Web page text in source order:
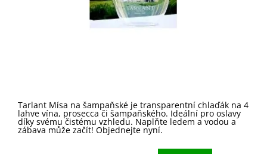
Tarlant Mísa na šampaňské je transparentní chlaďák na 4
lahve vína, prosecca či šampaňského. Ideální pro oslavy
díky svému čistému vzhledu. Naplňte ledem a vodou a
zábava může začít! Objednejte nyní.